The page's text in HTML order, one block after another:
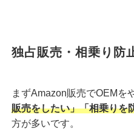
独占販売・相乗り防
まずAmazon販売でOEMを
販売をしたい」「相乗りを
方が多いです。